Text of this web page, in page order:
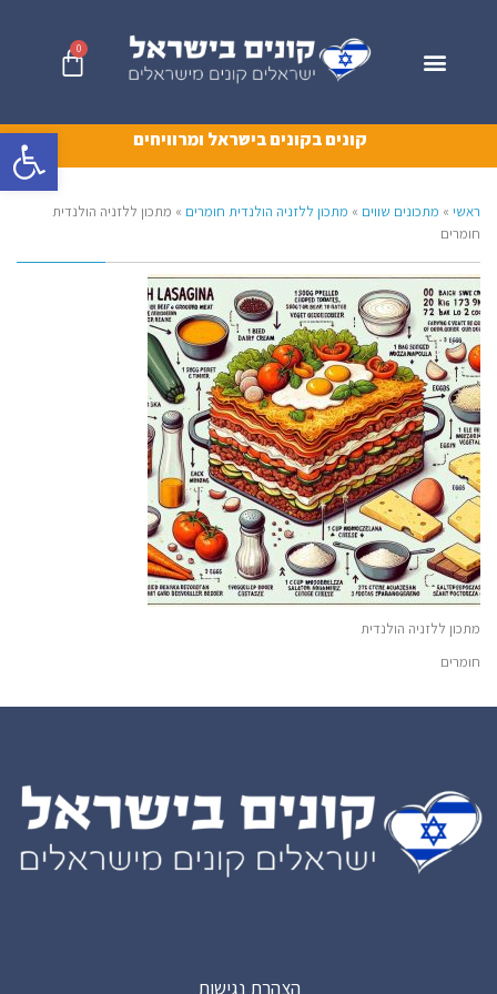
פתח
0
קונים בקונים בישראל ומרוויחים
ראשי » מתכונים שווים » מתכון ללזניה הולנדית חומרים » מתכון ללזניה הולנדית
חומרים
מתכון ללזניה הולנדית
חומרים
הצהרת נגישות